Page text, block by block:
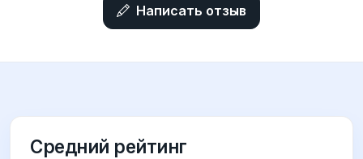
Написать отзыв
Средний рейтинг